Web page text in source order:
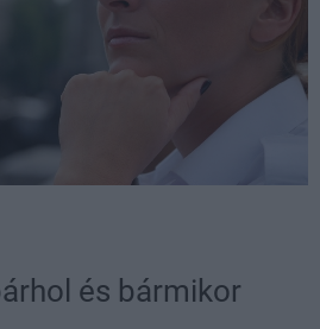
és bármikor